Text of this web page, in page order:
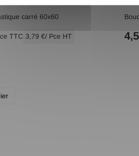
carré 60x60
TTC 3,79 €/ Pce HT